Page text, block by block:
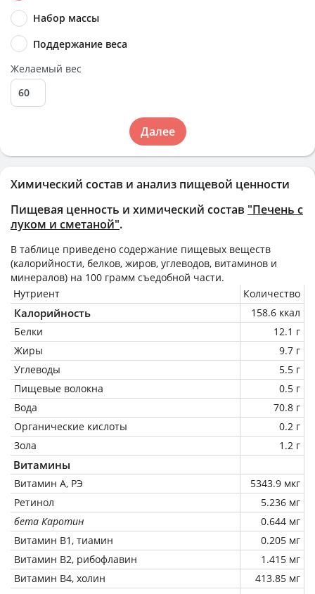
Химический состав и анализ пищевой ценности
Пищевая ценность и химический состав "Печень с
луком и сметаной".
В таблице приведено содержание пищевых веществ
(калорийности, белков, жиров, углеводов, витаминов и
минералов) на 100 грамм съедобной части.
Нутриент
Количество
Калорийность
158.6 ккал
Белки
12.1 г
Жиры
9.7 г
Углеводы
5.5 г
Пищевые волокна
0.5 г
Вода
70.8 г
Органические кислоты
0.2 г
Зола
1.2 г
Витамины
Витамин А, РЭ
5343.9 мкг
Ретинол
5.236 мг
бета Каротин
0.644 мг
Витамин В1, тиамин
0.205 мг
Витамин В2, рибофлавин
1.415 мг
Витамин В4, холин
413.85 мг
Набор массы
Поддержание веса
Желаемый вес
Далее